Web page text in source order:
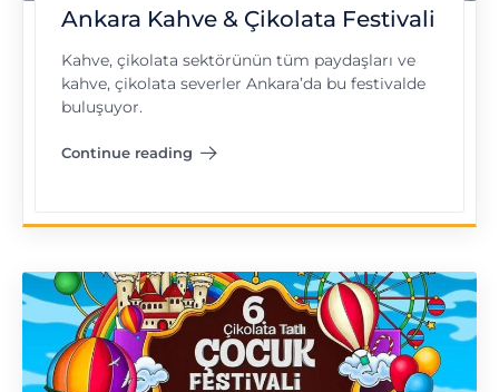
Ankara Kahve & Çikolata Festivali
Kahve, çikolata sektörünün tüm paydaşları ve
kahve, çikolata severler Ankara’da bu festivalde
buluşuyor.
Continue reading
"Ankara Kahve & Çikolata Festivali"